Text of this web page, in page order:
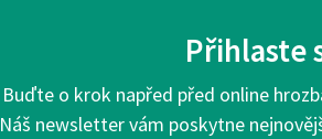
Přihlaste
Buďte o krok napřed před online
Náš newsletter vám poskytne